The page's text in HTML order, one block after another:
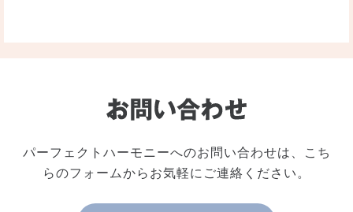
パーフェクトハーモニーへのお問い合わせは、こち
らのフォームからお気軽にご連絡ください。